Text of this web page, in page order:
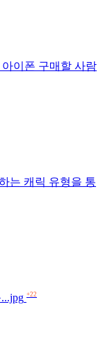
이폰 구매할 사람
는 캐릭 유형을 통
+22